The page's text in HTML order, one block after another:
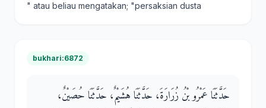
" atau beliau mengatakan; "persaksian dusta
bukhari:6872
حَدَّثَنَا عَمْرُو بْنُ زُرَارَةَ، حَدَّثَنَا هُشَيْمٌ، حَدَّثَنَا حُصَيْنٌ،